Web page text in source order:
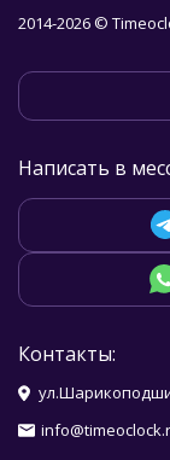
2014-2026 ©
Написать в
Контакты: